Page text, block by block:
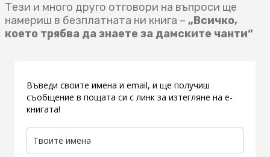
Тези и много друго отговори на въпроси ще
намериш в безплатната ни книга – „Всичко,
което трябва да знаете за дамските чанти“
Въведи своите имена и email, и ще получиш
съобщение в пощата си с линк за изтегляне на е-
книгата!